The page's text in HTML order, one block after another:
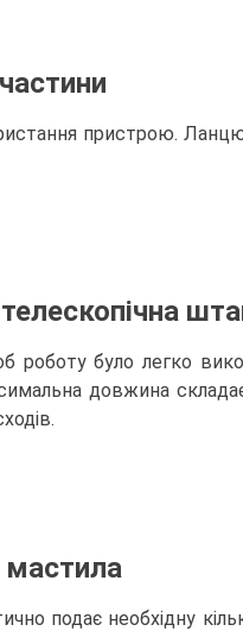
пристрою.
роботу було легко
довжина
мастила
подає необхідну